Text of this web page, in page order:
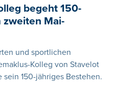
begeht 150-
zweiten Mai-
und sportlichen
Kolleg von Stavelot
150-jähriges Bestehen.